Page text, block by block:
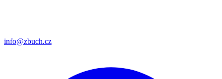
info@zbuch.cz